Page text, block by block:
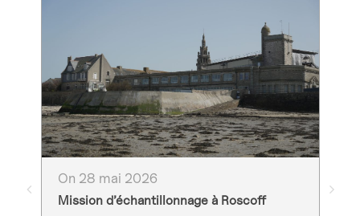
On 28 mai 2026
Mission d’échantillonnage à Roscoff